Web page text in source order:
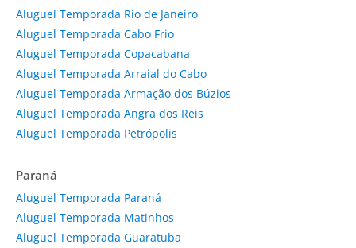
Aluguel Temporada Rio de Janeiro
Aluguel Temporada Cabo Frio
Aluguel Temporada Copacabana
Aluguel Temporada Arraial do Cabo
Aluguel Temporada Armação dos Búzios
Aluguel Temporada Angra dos Reis
Aluguel Temporada Petrópolis
Paraná
Aluguel Temporada Paraná
Aluguel Temporada Matinhos
Aluguel Temporada Guaratuba